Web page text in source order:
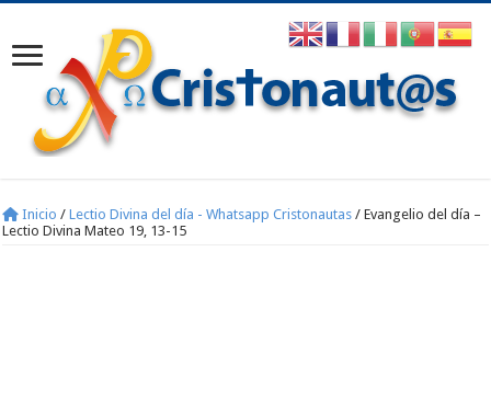
Inicio / Lectio Divina del día - Whatsapp Cristonautas / Evangelio del día –
Lectio Divina Mateo 19, 13-15